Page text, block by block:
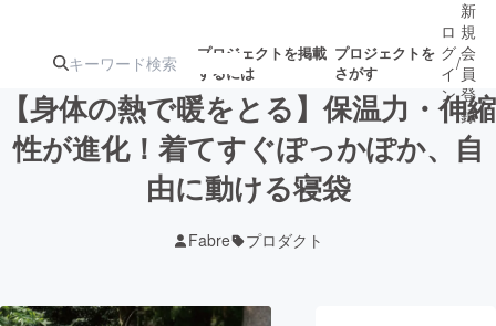
プロジェクトを掲載
するには
プロジェクトを
さがす
注目のリ 注目の新着プロ募集終了が近いプ
ロ
グ
イ
ン
/
新
規
会
員
登
録
【身体の熱で暖をとる】保温力・伸縮
性が進化！着てすぐぽっかぽか、自
由に動ける寝袋
Fabre プロダクト